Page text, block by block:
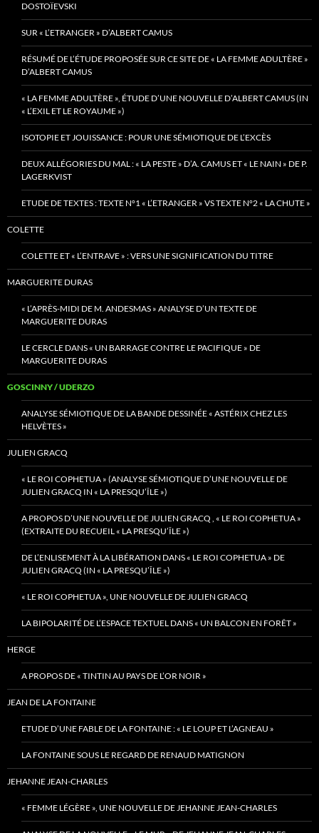
DOSTOÏEVSKI
SUR « L’ETRANGER » D’ALBERT CAMUS
RÉSUMÉ DE L’ÉTUDE PROPOSÉE SUR CE SITE DE « LA FEMME ADULTÈRE »
D’ALBERT CAMUS
« LA FEMME ADULTÈRE », ÉTUDE D’UNE NOUVELLE D’ALBERT CAMUS (IN
« L’EXIL ET LE ROYAUME »)
ISOTOPIE ET JOUISSANCE : POUR UNE SÉMIOTIQUE DE L’EXCÈS
DEUX ALLÉGORIES DU MAL : « LA PESTE » D’A. CAMUS ET « LE NAIN » DE P.
LAGERKVIST
ETUDE DE TEXTES : TEXTE N°1 « L’ETRANGER » VS TEXTE N°2 « LA CHUTE »
COLETTE
COLETTE ET « L’ENTRAVE » : VERS UNE SIGNIFICATION DU TITRE
MARGUERITE DURAS
« L’APRÈS-MIDI DE M. ANDESMAS » ANALYSE D’UN TEXTE DE
MARGUERITE DURAS
LE CERCLE DANS « UN BARRAGE CONTRE LE PACIFIQUE » DE
MARGUERITE DURAS
GOSCINNY / UDERZO
ANALYSE SÉMIOTIQUE DE LA BANDE DESSINÉE « ASTÉRIX CHEZ LES
HELVÈTES »
JULIEN GRACQ
« LE ROI COPHETUA » (ANALYSE SÉMIOTIQUE D’UNE NOUVELLE DE
JULIEN GRACQ IN « LA PRESQU’ÎLE »)
A PROPOS D’UNE NOUVELLE DE JULIEN GRACQ , « LE ROI COPHETUA »
(EXTRAITE DU RECUEIL « LA PRESQU’ÎLE »)
DE L’ENLISEMENT À LA LIBÉRATION DANS « LE ROI COPHETUA » DE
JULIEN GRACQ (IN « LA PRESQU’ÎLE »)
« LE ROI COPHETUA », UNE NOUVELLE DE JULIEN GRACQ
LA BIPOLARITÉ DE L’ESPACE TEXTUEL DANS « UN BALCON EN FORÊT »
HERGE
A PROPOS DE « TINTIN AU PAYS DE L’OR NOIR »
JEAN DE LA FONTAINE
ETUDE D’UNE FABLE DE LA FONTAINE : « LE LOUP ET L’AGNEAU »
LA FONTAINE SOUS LE REGARD DE RENAUD MATIGNON
JEHANNE JEAN-CHARLES
« FEMME LÉGÈRE », UNE NOUVELLE DE JEHANNE JEAN-CHARLES